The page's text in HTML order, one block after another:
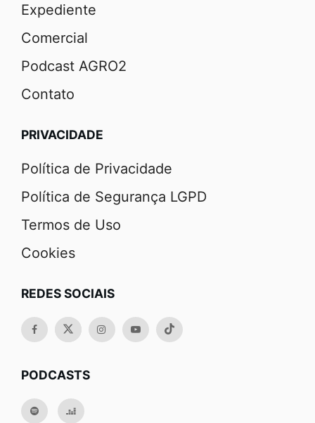
Expediente
Comercial
Podcast AGRO2
Contato
PRIVACIDADE
Política de Privacidade
Política de Segurança LGPD
Termos de Uso
Cookies
REDES SOCIAIS
PODCASTS